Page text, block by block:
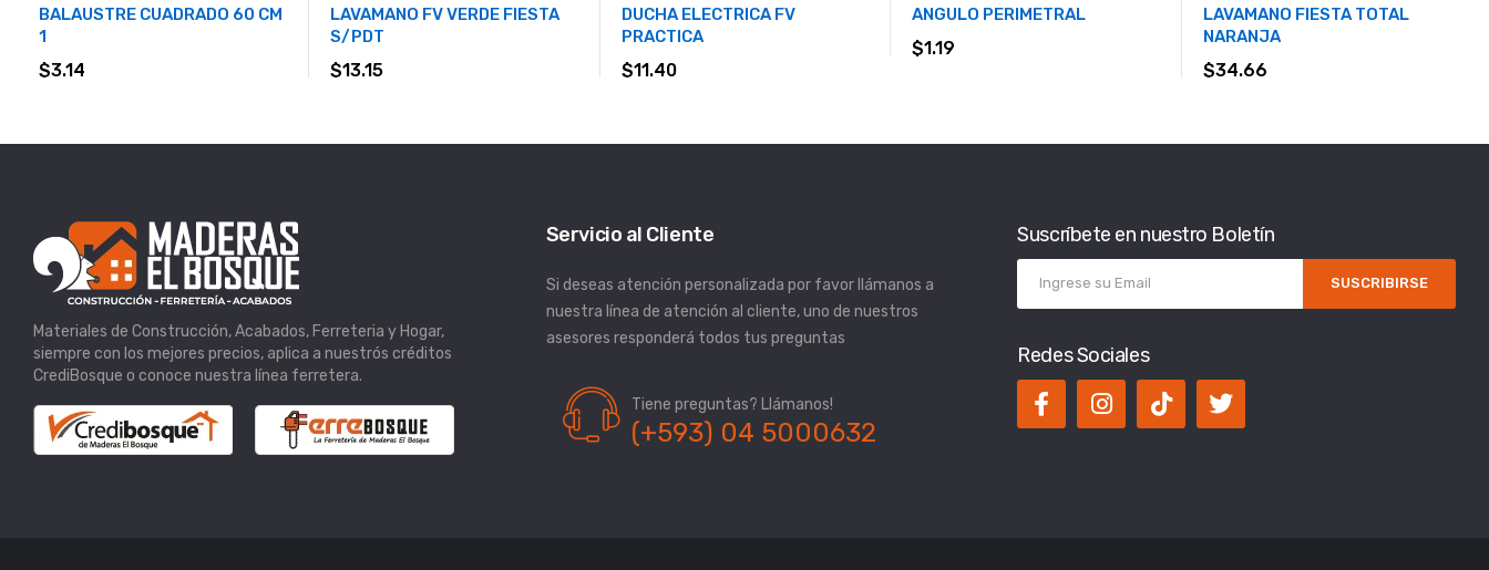
BALAUSTRE CUADRADO 60 CM
1
$3.14
LAVAMANO FV VERDE FIESTA
S/PDT
$13.15
DUCHA ELECTRICA FV
PRACTICA
$11.40
ANGULO PERIMETRAL
$1.19
LAVAMANO FIESTA TOTAL
NARANJA
$34.66
Materiales de Construcción, Acabados, Ferreteria y Hogar,
siempre con los mejores precios, aplica a nuestrós créditos
CrediBosque o conoce nuestra línea ferretera.
Servicio al Cliente
Si deseas atención personalizada por favor llámanos a
nuestra línea de atención al cliente, uno de nuestros
asesores responderá todos tus preguntas
Tiene preguntas? Llámanos!
(+593) 04 5000632
Suscríbete en nuestro Boletín
SUSCRIBIRSE
Redes Sociales